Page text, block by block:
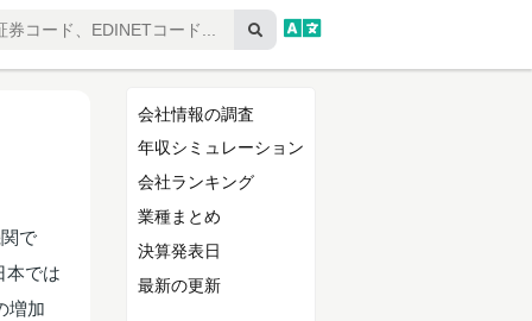
で
本では
増加
会社情報の調査
年収シミュレーション
会社ランキング
業種まとめ
決算発表日
最新の更新